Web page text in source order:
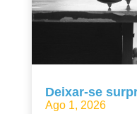
Deixar-se
Ago 1, 2026